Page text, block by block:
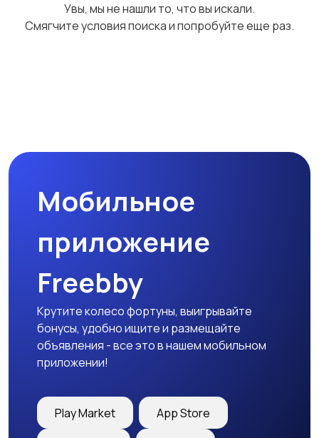
Футболки и поло Штаны и шорты
Другое
Увы, мы не нашли то, что вы искали.
Смягчите условия поиска и попробуйте еще раз.
Мобильное
приложение
Freebby
Крутите колесо фортуны, выигрывайте
бонусы, удобно ищите и размещайте
объявления - все это в нашем мобильном
приложении!
Play Market App Store